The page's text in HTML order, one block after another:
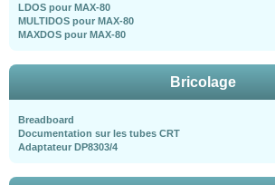
LDOS pour MAX-80
MULTIDOS pour MAX-80
MAXDOS pour MAX-80
Bricolage
Breadboard
Documentation sur les tubes CRT
Adaptateur DP8303/4